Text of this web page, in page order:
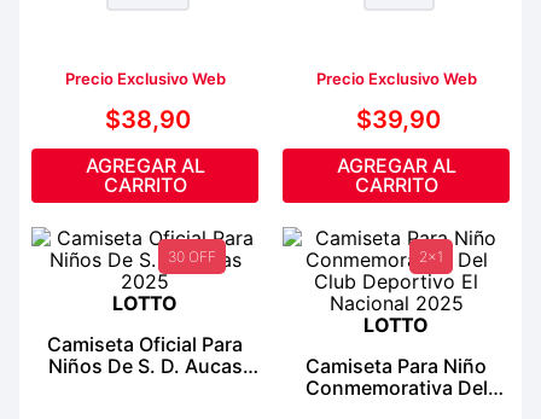
Precio Exclusivo Web
$38,90
AGREGAR AL
CARRITO
Precio Exclusivo Web
$39,90
AGREGAR AL
CARRITO
30 OFF
LOTTO
Camiseta Oficial Para
Niños De S. D. Aucas
2x1
LOTTO
Camiseta Para Niño
Conmemorativa Del